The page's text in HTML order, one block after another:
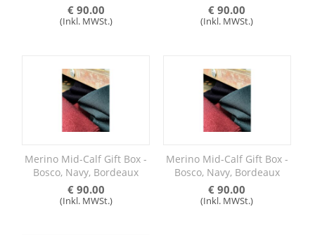
€ 90.00
(Inkl. MWSt.)
€ 90.00
(Inkl. MWSt.)
Merino Mid-Calf Gift Box -
Bosco, Navy, Bordeaux
€ 90.00
(Inkl. MWSt.)
Merino Mid-Calf Gift Box -
Bosco, Navy, Bordeaux
€ 90.00
(Inkl. MWSt.)